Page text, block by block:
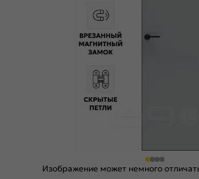
Изображение может немного